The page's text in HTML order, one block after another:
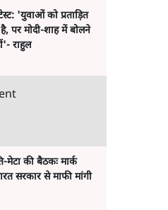
'युवाओं को प्रताड़ित
पर मोदी-शाह में बोलने
राहुल
मेटा की बैठकः मार्क
सरकार से माफी मांगी